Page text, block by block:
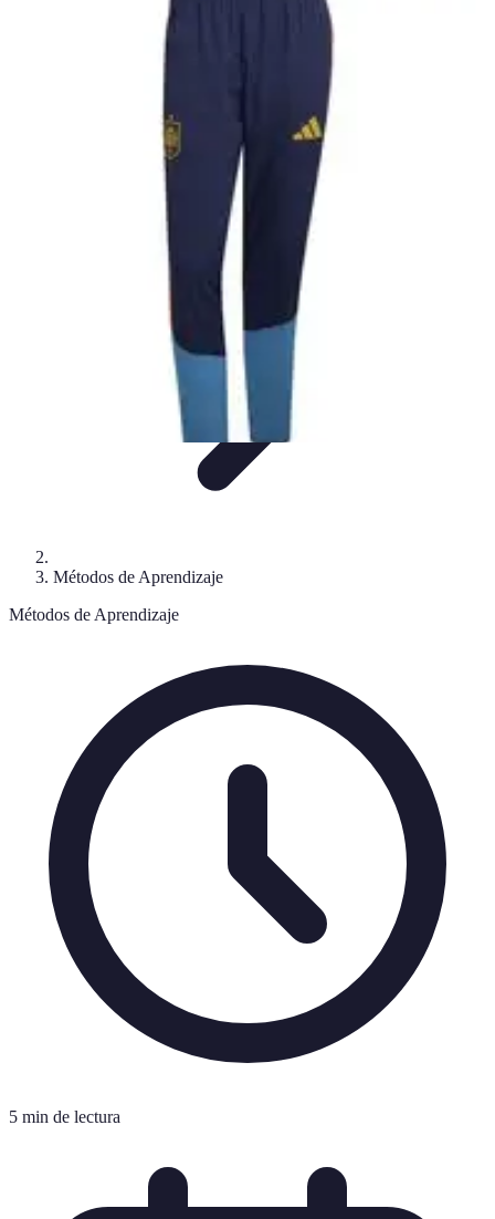
Consejos y EstrategiasConsejos de Aprendizaje
Educación Online
Formación en Español
Métodos de Aprendizaje
Métodos de Aprendizaje
5 min de lectura